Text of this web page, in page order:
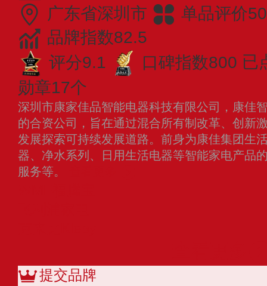
广东省深圳市
单品评价
品牌指数82.5
评分9.1
口碑指数800 已
勋章17个
深圳市康家佳品智能电器科技有限公司，康佳
的合资公司，旨在通过混合所有制改革、创新
发展探索可持续发展道路。前身为康佳集团生
器、净水系列、日用生活电器等智能家电产品
服务等。
提交品牌